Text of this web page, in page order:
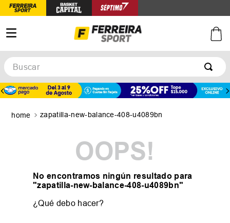
Buscar
zapatilla-new-balance-408-u4089bn
OOPS!
No encontramos ningún resultado para
"zapatilla-new-balance-408-u4089bn"
¿Qué debo hacer?
TÉRMINOS MÁS BUSCADOS
zapatillas
zapatillas mujer
zapatillas adidas